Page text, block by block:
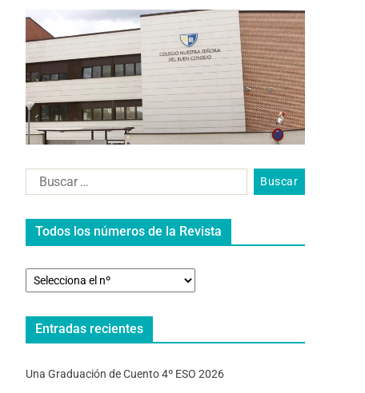
Todos los números de la Revista
Entradas recientes
Una Graduación de Cuento 4º ESO 2026